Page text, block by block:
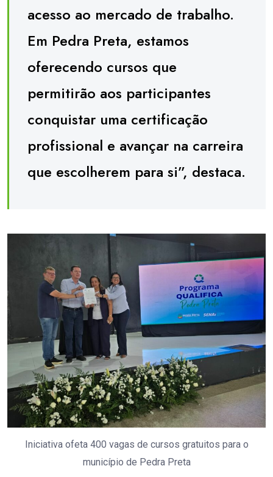
acesso ao mercado de trabalho.
Em Pedra Preta, estamos
oferecendo cursos que
permitirão aos participantes
conquistar uma certificação
profissional e avançar na carreira
que escolherem para si”, destaca.
Iniciativa ofeta 400 vagas de cursos gratuitos para o
município de Pedra Preta